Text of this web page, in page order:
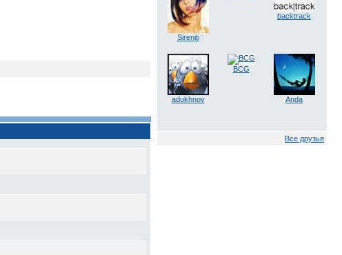
Sireniti
backtrack
adukhnov
BCG
Anda
Все друзья